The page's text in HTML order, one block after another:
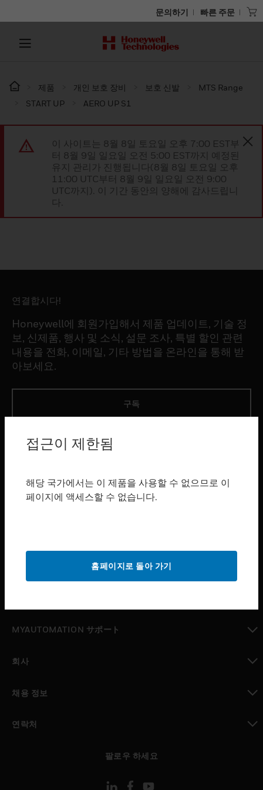
문의하기 빠른 주문
제품 개인 보호 장비 보호 신발
MTS Range
START UP
AERO UP S1
이 사이트는 8월 8일 토요일 오후 7:00 EST부
터 8월 9일 일요일 오전 5:00 EST까지 예정된
유지 관리가 진행됩니다(8월 8일 토요일 오후
11:00 UTC부터 8월 9일 일요일 오전 9:00
UTC까지). 이 기간 동안의 양해에 감사드립니
다.
연결합시다!
Honeywell에 회원가입해서 제품 업데이트, 기술 정
보, 신제품, 행사 및 소식, 설문 조사, 특별 할인 관련
내용을 전화, 이메일, 기타 방법을 온라인을 통해 받
아보세요.
구독
제품
toggle view
서비스
MYAUTOMATION サポート
회사
채용 정보
연락처
팔로우 하세요
접근이 제한됨
해당 국가에서는 이 제품을 사용할 수 없으므로 이
페이지에 액세스할 수 없습니다.
홈페이지로 돌아 가기